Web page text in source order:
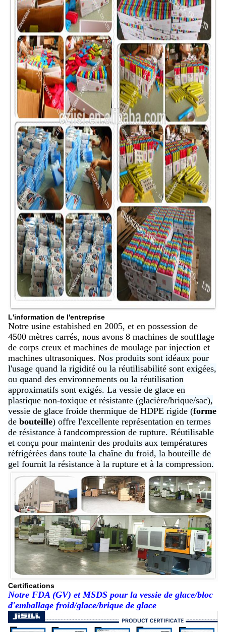
L'information de l'entreprise
Notre usine estabished en 2005, et en possession de
4500 mètres carrés, nous avons 8 machines de soufflage
de corps creux et machines de moulage par injection et
machines ultrasoniques. Nos produits sont idéaux pour
l'usage quand la rigidité ou la réutilisabilité sont exigées,
ou quand des environnements ou la réutilisation
approximatifs sont exigés. La vessie de glace en
plastique non-toxique et résistante (glacière/brique/sac),
vessie de glace froide thermique de HDPE rigide (forme
de bouteille) offre l'excellente représentation en termes
de résistance à l'andcompression de rupture. Réutilisable
et conçu pour maintenir des produits aux températures
réfrigérées dans toute la chaîne du froid, la bouteille de
gel fournit la résistance à la rupture et à la compression.
Certifications
Notre FDA (GV) et MSDS pour la vessie de glace/bloc
d'emballage froid/glace/brique de glace